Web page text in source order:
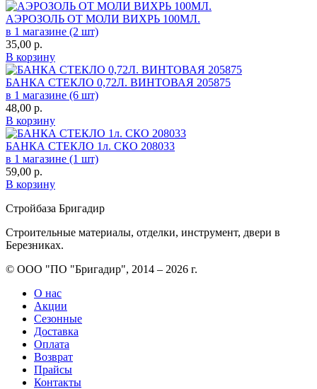
АЭРОЗОЛЬ ОТ МОЛИ ВИХРЬ 100МЛ.
в 1 магазине (2 шт)
35,00 р.
В корзину
БАНКА СТЕКЛО 0,72Л. ВИНТОВАЯ 205875
в 1 магазине (6 шт)
48,00 р.
В корзину
БАНКА СТЕКЛО 1л. СКО 208033
в 1 магазине (1 шт)
59,00 р.
В корзину
Стройбаза Бригадир
Строительные материалы, отделки, инструмент, двери в
Березниках.
© ООО "ПО "Бригадир", 2014 – 2026 г.
О нас
Акции
Сезонные
Доставка
Оплата
Возврат
Прайсы
Контакты